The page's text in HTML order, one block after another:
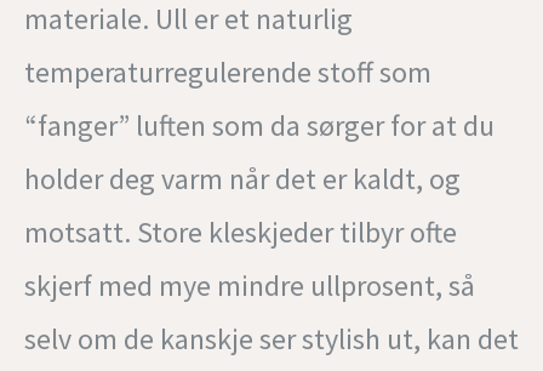
materiale. Ull er et naturlig
temperaturregulerende stoff som
“fanger” luften som da sørger for at du
holder deg varm når det er kaldt, og
motsatt. Store kleskjeder tilbyr ofte
skjerf med mye mindre ullprosent, så
selv om de kanskje ser stylish ut, kan det